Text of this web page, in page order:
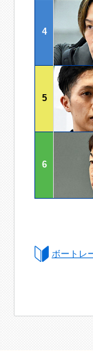
4
5
6
ボートレ